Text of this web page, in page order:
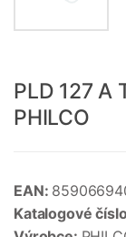
PLD 127 A
PHILCO
EAN:
Katalogové